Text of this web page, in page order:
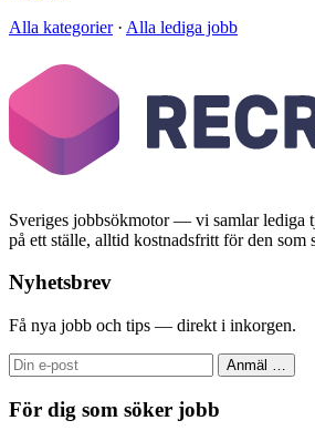
Alla kategorier· Alla lediga jobb
Sveriges jobbsökmotor — vi samlar lediga
på ett ställe, alltid kostnadsfritt för den som
Nyhetsbrev
Få nya jobb och tips — direkt i inkorgen.
Anmäl …
För dig som söker jobb